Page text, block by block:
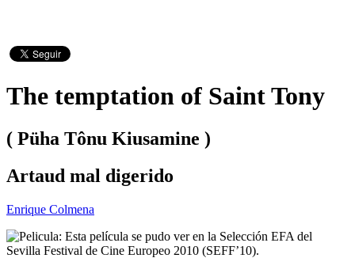
The temptation of Saint Tony
( Püha Tônu Kiusamine )
Artaud mal digerido
Enrique Colmena
Esta película se pudo ver en la Selección EFA del
Sevilla Festival de Cine Europeo 2010 (SEFF’10).